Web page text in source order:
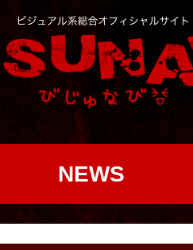
NEWS